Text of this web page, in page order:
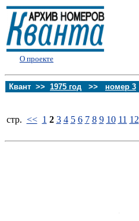
О проекте
Квант >> 1975 год >> номер 3
стp. << 1 2 3 4 5 6 7 8 9 10 11 12